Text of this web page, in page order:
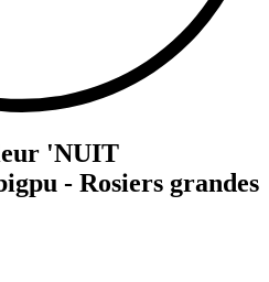
'NUIT
- Rosiers grandes